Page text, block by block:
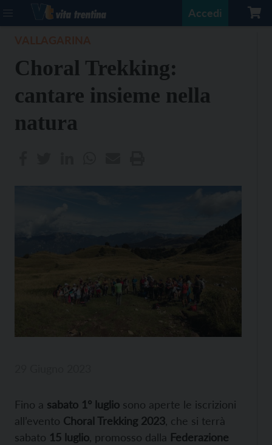
Accedi
Choral Trekking:
cantare insieme nella
natura
Fino a sabato 1° luglio sono aperte le iscrizioni
all’evento Choral Trekking 2023 , che si terrà
sabato 15 luglio , promosso dalla Federazione